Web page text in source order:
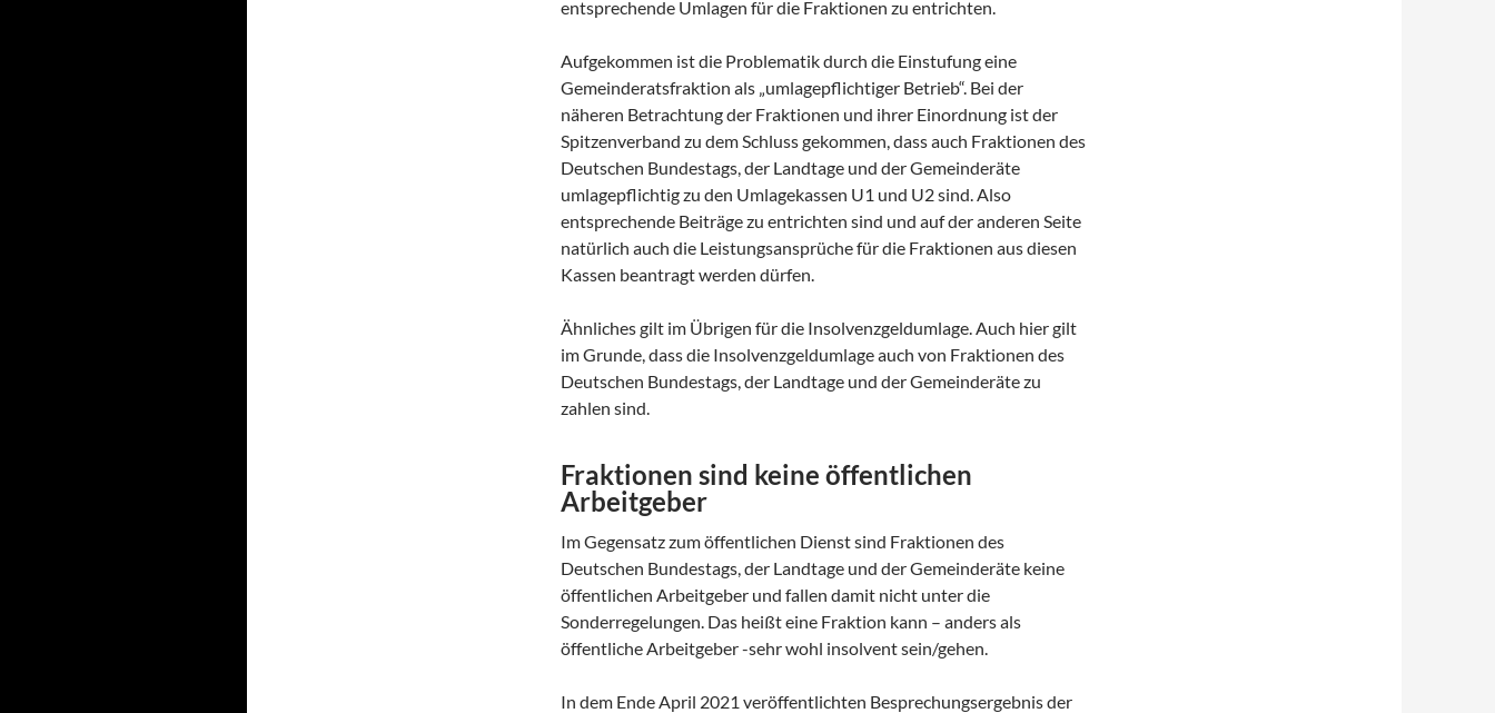
entsprechende Umlagen für die Fraktionen zu entrichten.
Aufgekommen ist die Problematik durch die Einstufung eine
Gemeinderatsfraktion als „umlagepflichtiger Betrieb“. Bei der
näheren Betrachtung der Fraktionen und ihrer Einordnung ist der
Spitzenverband zu dem Schluss gekommen, dass auch Fraktionen des
Deutschen Bundestags, der Landtage und der Gemeinderäte
umlagepflichtig zu den Umlagekassen U1 und U2 sind. Also
entsprechende Beiträge zu entrichten sind und auf der anderen Seite
natürlich auch die Leistungsansprüche für die Fraktionen aus diesen
Kassen beantragt werden dürfen.
Ähnliches gilt im Übrigen für die Insolvenzgeldumlage. Auch hier gilt
im Grunde, dass die Insolvenzgeldumlage auch von Fraktionen des
Deutschen Bundestags, der Landtage und der Gemeinderäte zu
zahlen sind.
Fraktionen sind keine öffentlichen
Arbeitgeber
Im Gegensatz zum öffentlichen Dienst sind Fraktionen des
Deutschen Bundestags, der Landtage und der Gemeinderäte keine
öffentlichen Arbeitgeber und fallen damit nicht unter die
Sonderregelungen. Das heißt eine Fraktion kann – anders als
öffentliche Arbeitgeber -sehr wohl insolvent sein/gehen.
In dem Ende April 2021 veröffentlichten Besprechungsergebnis der